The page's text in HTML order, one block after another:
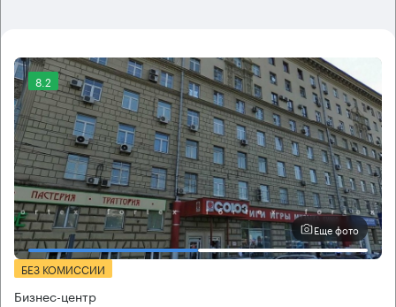
8.2
Еще фото
БЕЗ КОМИССИИ
Бизнес-центр